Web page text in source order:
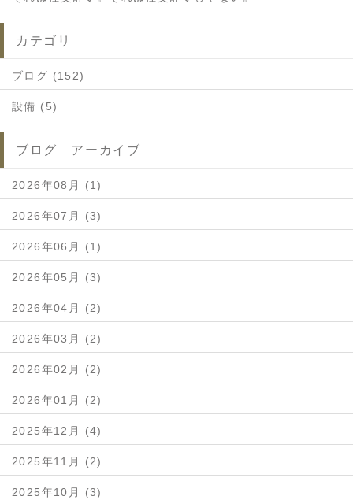
カテゴリ
ブログ (152)
設備 (5)
ブログ アーカイブ
2026年08月 (1)
2026年07月 (3)
2026年06月 (1)
2026年05月 (3)
2026年04月 (2)
2026年03月 (2)
2026年02月 (2)
2026年01月 (2)
2025年12月 (4)
2025年11月 (2)
2025年10月 (3)